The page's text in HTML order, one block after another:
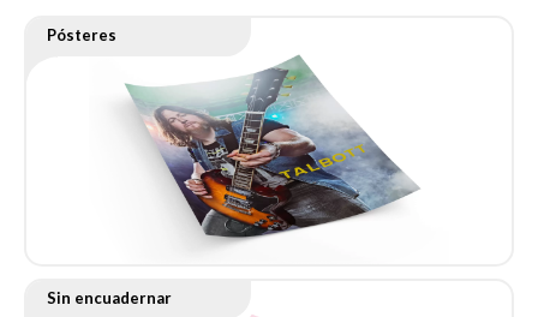
Pósteres
Sin encuadernar